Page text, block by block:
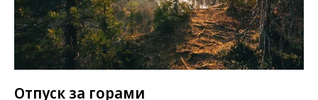
Отпуск за горами